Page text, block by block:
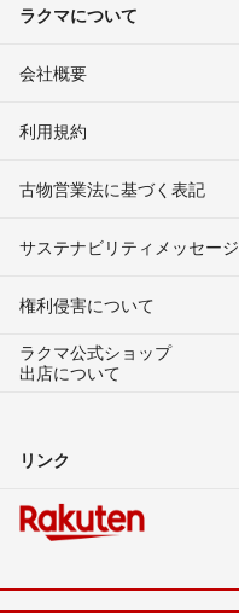
ラクマについて
会社概要
利用規約
古物営業法に基づく表記
サステナビリティメッセージ
権利侵害について
ラクマ公式ショップ
出店について
リンク